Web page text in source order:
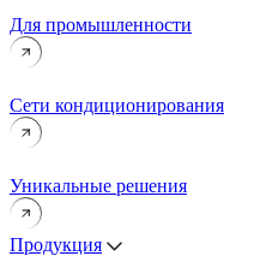
Для промышленности
Сети кондиционирования
Уникальные решения
Продукция